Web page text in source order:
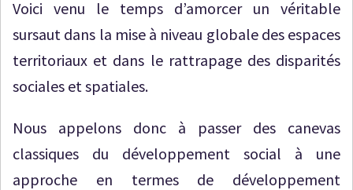
Voici venu le temps d’amorcer un véritable
sursaut dans la mise à niveau globale des espaces
territoriaux et dans le rattrapage des disparités
sociales et spatiales.
Nous appelons donc à passer des canevas
classiques du développement social à une
approche en termes de développement